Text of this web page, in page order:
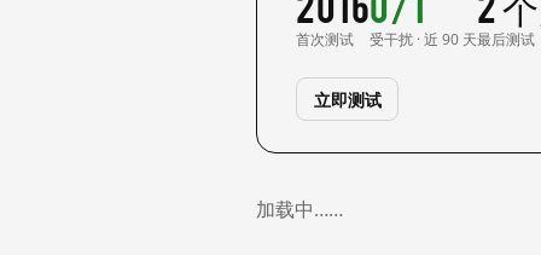
首次测试 受干扰 · 近 90 天最后测试
立即测试
加载中……